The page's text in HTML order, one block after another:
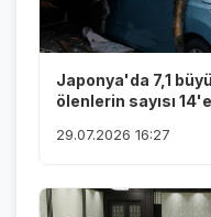
Japonya'da 7,1
ölenlerin sayısı
29.07.2026 16:27